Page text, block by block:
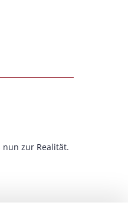
zur Realität.